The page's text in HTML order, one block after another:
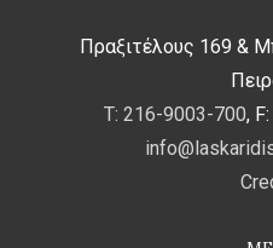
Πραξιτέλους 169 &
T: 216-9003-700,